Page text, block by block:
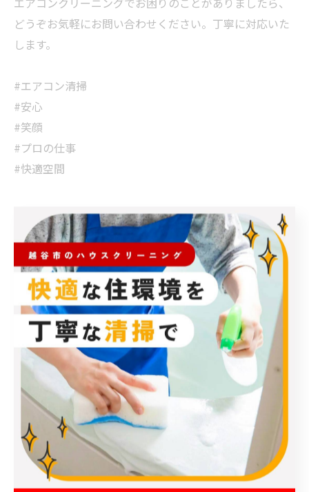
どうぞお気軽にお問い合わせください。丁寧に対応いた
します。
#エアコン清掃
#安心
#笑顔
#プロの仕事
#快適空間
< 前のページ 一覧に戻る 次のページ >
カテゴリー Categories
全てのカテゴリー
エアコン
春日部市のハウスクリーニング
草加市のハウスクリーニング
松伏町のハウスクリーニング